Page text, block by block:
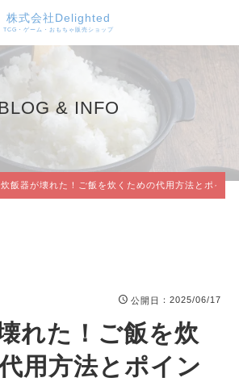
株式会社Delighted
TCG・ゲーム・おもちゃ販売ショップ
& INFO
炊飯器が壊れた！ご飯を炊くための代用方法とポイン
公開日 ：2025/06/17
れた！ご飯を炊
用方法とポイン